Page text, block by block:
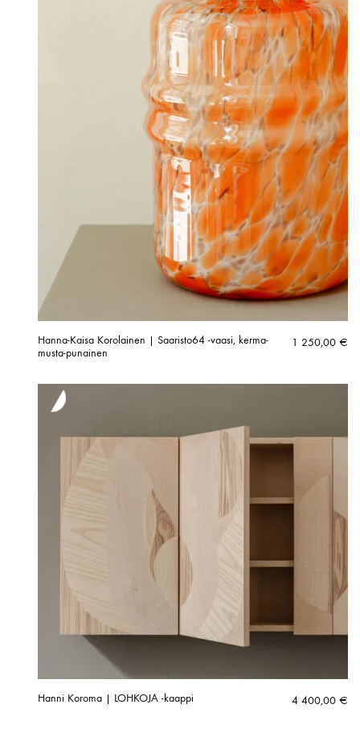
Hanna-Kaisa Korolainen | Saaristo64 -vaasi, kerma-
musta-punainen
1 250,00 €
Hanni Koroma | LOHKOJA -kaappi 4 400,00 €